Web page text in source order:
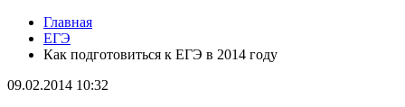
Главная
ЕГЭ
Как подготовиться к ЕГЭ в 2014 году
09.02.2014 10:32